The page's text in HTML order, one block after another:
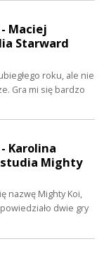
Maciej
Starward
roku, ale nie
Gra mi się bardzo
Karolina
Mighty
nazwę Mighty Koi,
dwie gry